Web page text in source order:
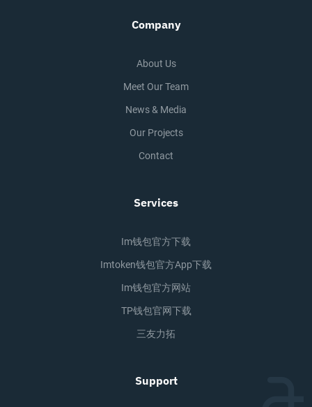
Company
About Us
Meet Our Team
News & Media
Our Projects
Contact
Services
Im钱包官方下载
Imtoken钱包官方app下载
Im钱包官方网站
TP钱包官网下载
三友力拓
Support